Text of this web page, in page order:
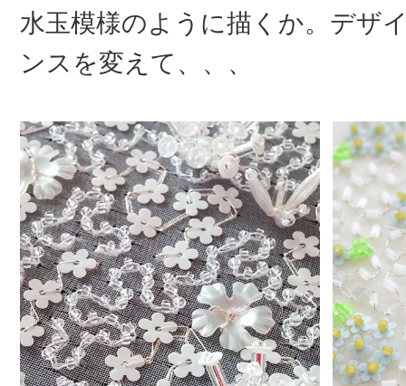
水玉模様のように描くか。デザ
ンスを変えて、、、